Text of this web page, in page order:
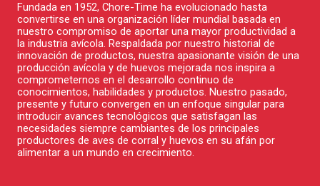
Fundada en 1952, Chore-Time ha evolucionado hasta
convertirse en una organización líder mundial basada en
nuestro compromiso de aportar una mayor productividad a
la industria avícola. Respaldada por nuestro historial de
innovación de productos, nuestra apasionante visión de una
producción avícola y de huevos mejorada nos inspira a
comprometernos en el desarrollo continuo de
conocimientos, habilidades y productos. Nuestro pasado,
presente y futuro convergen en un enfoque singular para
introducir avances tecnológicos que satisfagan las
necesidades siempre cambiantes de los principales
productores de aves de corral y huevos en su afán por
alimentar a un mundo en crecimiento.